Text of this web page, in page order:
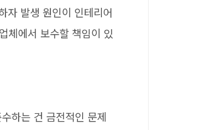
자 발생 원인이 인테리어
체에서 보수할 책임이 있
하는 건 금전적인 문제